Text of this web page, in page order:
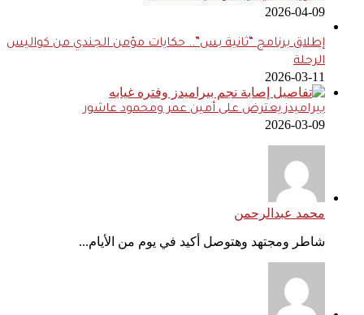
2026-04-09
إطلاق برنامج “ثانية بس”.. حكايات مؤمن الجندي من كواليس
الرحلة
2026-03-11
بيراميدز يعترض على أمين عمر ومحمود عاشور
2026-03-09
محمد عبدالرحمن
شاطر ومجتهد وهتوصل أكيد في يوم من الأيام...